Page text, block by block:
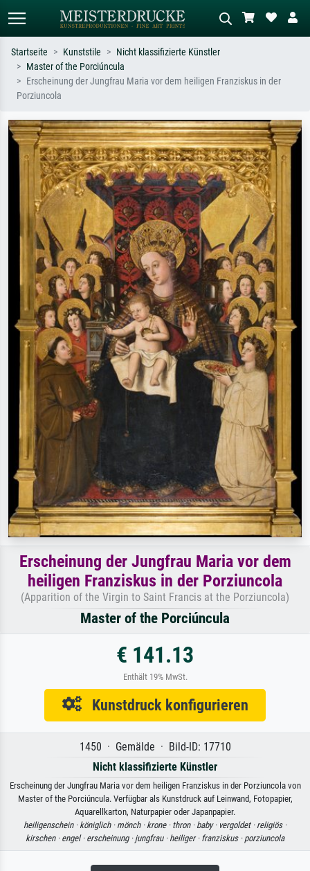
Standardsuche KI-Bildersuche
Suchen Sie nach Künstlern, Werktiteln
Sternennacht, Impressionismus, Welle
Hokusai, Akt.
Ölgemälde, Stehender Akt neben einem
Baum.
Startseite Kunststile
Nicht klassifizierte Künstler
Master of the Porciúncula
Erscheinung der Jungfrau Maria vor dem heiligen Franziskus in der
Porziuncola
Erscheinung der Jungfrau Maria vor dem
heiligen Franziskus in der Porziuncola
(Apparition of the Virgin to Saint Francis at the Porziuncola)
Master of the Porciúncula
€ 141.13
Enthält 19% MwSt.
Kunstdruck konfigurieren
1450 · Gemälde · Bild-ID: 17710
Nicht klassifizierte Künstler
Erscheinung der Jungfrau Maria vor dem heiligen Franziskus in der Porziuncola von
Master of the Porciúncula. Verfügbar als Kunstdruck auf Leinwand, Fotopapier,
Aquarellkarton, Naturpapier oder Japanpapier.
heiligenschein · königlich · mönch · krone · thron · baby · vergoldet · religiös ·
kirschen · engel · erscheinung · jungfrau · heiliger · franziskus · porziuncola